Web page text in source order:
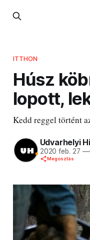
ITTHON
Húsz
lopott,
Kedd reggel történt
Udvarhelyi
2020 feb. 27 —
Megosztás